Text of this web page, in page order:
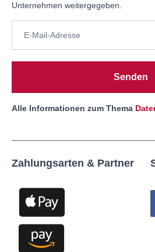
Unternehmen weitergegeben.
Senden
Alle Informationen zum Thema
Zahlungsarten & Partner